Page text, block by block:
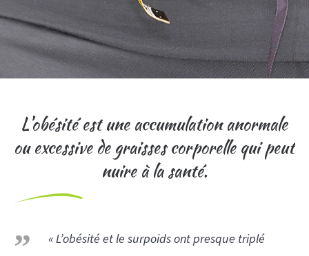
L’obésité est une accumulation anormale
ou excessive de graisses corporelle qui peut
nuire à la santé.
« L’obésité et le surpoids ont presque triplé